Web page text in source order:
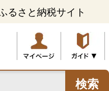
るさと納税サイト
検索